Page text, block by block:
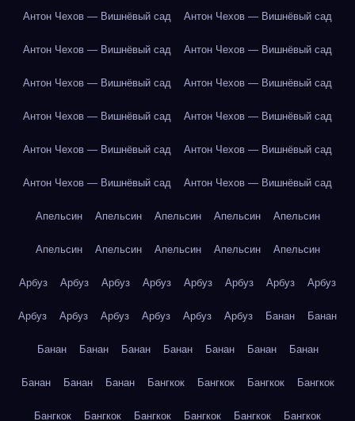
Антон Чехов — Вишнёвый сад Антон Чехов — Вишнёвый сад
Антон Чехов — Вишнёвый сад Антон Чехов — Вишнёвый сад
Антон Чехов — Вишнёвый сад Антон Чехов — Вишнёвый сад
Антон Чехов — Вишнёвый сад Антон Чехов — Вишнёвый сад
Антон Чехов — Вишнёвый сад Антон Чехов — Вишнёвый сад
Антон Чехов — Вишнёвый сад Антон Чехов — Вишнёвый сад
Апельсин Апельсин Апельсин Апельсин Апельсин
Апельсин Апельсин Апельсин Апельсин Апельсин
Арбуз Арбуз Арбуз Арбуз Арбуз Арбуз Арбуз Арбуз
Арбуз Арбуз Арбуз Арбуз Арбуз Арбуз Банан Банан
Банан Банан Банан Банан Банан Банан Банан
Банан Банан Банан Бангкок Бангкок Бангкок Бангкок
Бангкок Бангкок Бангкок Бангкок Бангкок Бангкок